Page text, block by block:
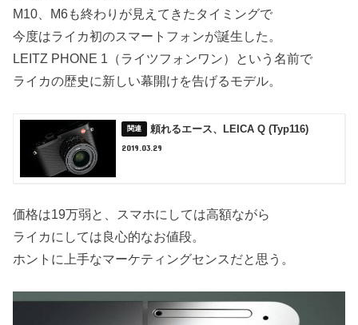
M10、M6も終わりが見えてきたタイミングで
今度はライカ初のスマートフォンが誕生した。
LEITZ PHONE 1（ライツフォンワン）という名前で
ライカの歴史に新しい幕開けを告げるモデル。
頼れるエース、LEICA Q (Typ116)
2019.03.29
価格は19万弱と、スマホにしては高額ながら
ライカにしては良心的なお値段。
ホントに上手なマーケティングセンスだと思う。